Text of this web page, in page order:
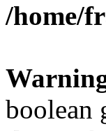
/home/
boolean